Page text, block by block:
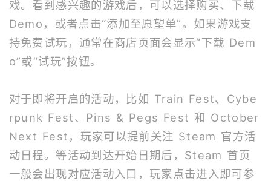
戏。看到感兴趣的游戏后，可以选择购买、下载
Demo，或者点击“添加至愿望单”。如果游戏支
持免费试玩，通常在商店页面会显示“下载 Dem
o”或“试玩”按钮。
对于即将开启的活动，比如 Train Fest、Cybe
rpunk Fest、Pins & Pegs Fest 和 October
Next Fest，玩家可以提前关注 Steam 官方活
动日程。等活动到达开始日期后，Steam 首页
一般会出现对应活动入口，玩家点击进入即可参